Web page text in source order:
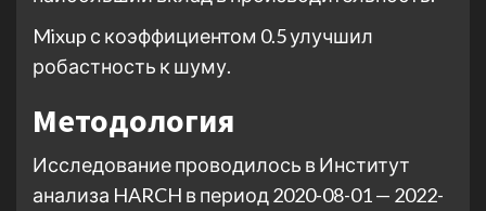
Mixup с коэффициентом 0.5 улучшил
робастность к шуму.
Методология
Исследование проводилось в Институт
анализа HARCH в период 2020-08-01 — 2022-